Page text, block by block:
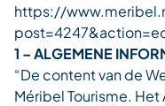
https://
1 – ALGEMENE
“De content van de
Méribel Tourisme. Het